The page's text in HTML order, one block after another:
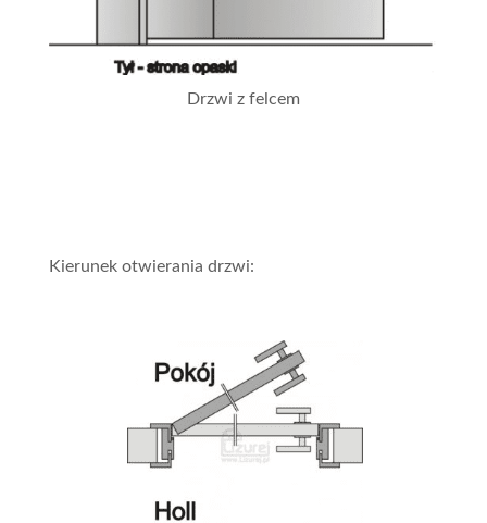
Drzwi z felcem
Kierunek otwierania drzwi: